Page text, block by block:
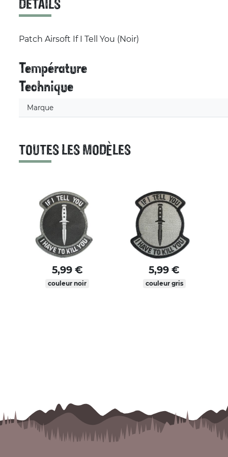
DÉTAILS
Patch Airsoft If I Tell You (Noir)
Température
Technique
Marque
TOUTES LES MODÈLES
5,99 €
couleur noir
5,99 €
couleur gris